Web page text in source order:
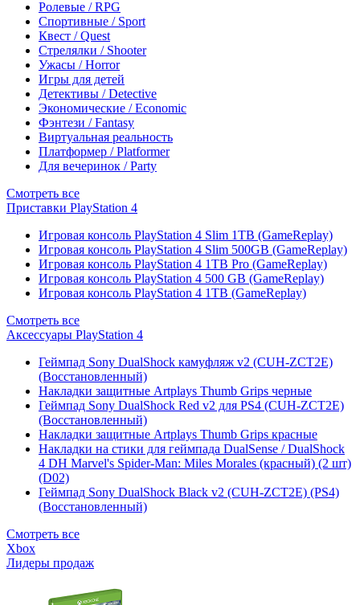
Ролевые / RPG
Спортивные / Sport
Квест / Quest
Стрелялки / Shooter
Ужасы / Horror
Игры для детей
Детективы / Detective
Экономические / Economic
Фэнтези / Fantasy
Виртуальная реальность
Платформер / Platformer
Для вечеринок / Party
Смотреть все
Приставки PlayStation 4
Игровая консоль PlayStation 4 Slim 1TB (GameReplay)
Игровая консоль PlayStation 4 Slim 500GB (GameReplay)
Игровая консоль PlayStation 4 1TB Pro (GameReplay)
Игровая консоль PlayStation 4 500 GB (GameReplay)
Игровая консоль PlayStation 4 1TB (GameReplay)
Смотреть все
Аксессуары PlayStation 4
Геймпад Sony DualShock камуфляж v2 (CUH-ZCT2E)
(Восстановленный)
Накладки защитные Artplays Thumb Grips черные
Геймпад Sony DualShock Red v2 для PS4 (CUH-ZCT2E)
(Восстановленный)
Накладки защитные Artplays Thumb Grips красные
Накладки на стики для геймпада DualSense / DualShock
4 DH Marvel's Spider-Man: Miles Morales (красный) (2 шт)
(D02)
Геймпад Sony DualShock Black v2 (CUH-ZCT2E) (PS4)
(Восстановленный)
Смотреть все
Xbox
Лидеры продаж